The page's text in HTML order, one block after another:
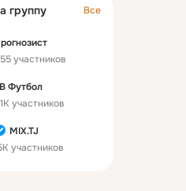
группу Все
участников
Футбол
участников
MIX.TJ
участников